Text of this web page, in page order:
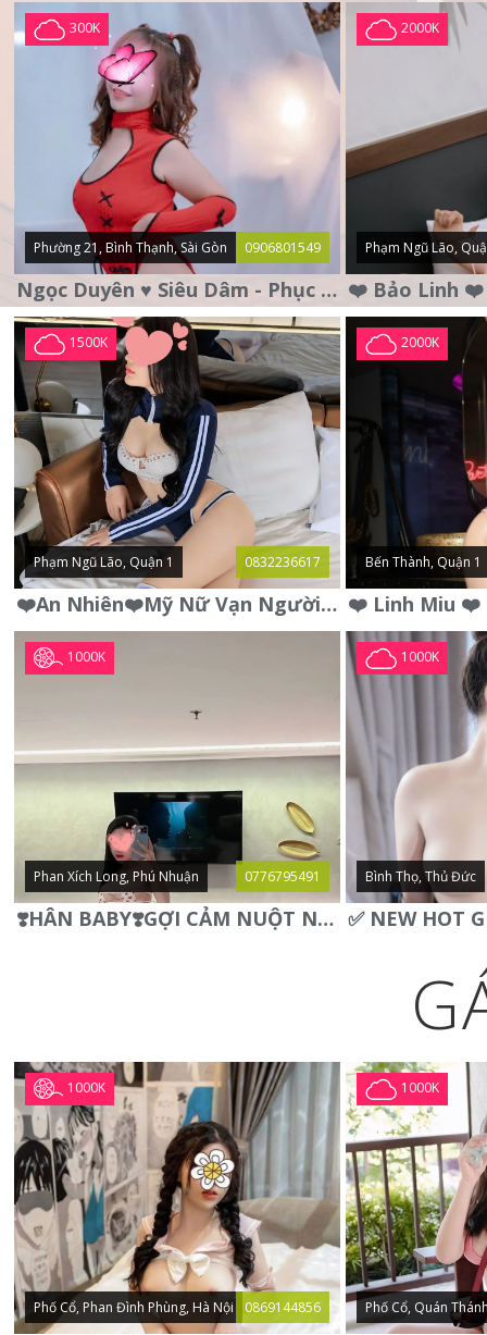
300K
Phường 21, Bình Thạnh, Sài Gòn 0906801549
Ngọc Duyên ♥️ Siêu Dâm - Phục Vụ Tận Tình - Chu Đáo
2000K
Phạm Ngũ Lão,
1500K
Phạm Ngũ Lão, Quận 1 0832236617
❤️An Nhiên❤️Mỹ Nữ Vạn Người Mê,Da Trắng, Mặt Xynh, Đẹp Từng
2000K
Bến Thành, Quận 1
1000K
Phan Xích Long, Phú Nhuận 0776795491
❣️HÂN BABY❣️GỢI CẢM NUỘT NÀ DÁNG SON XINH XINH QUYẾN RŨ
1000K
Bình Thọ, Thủ Đức
1000K
Phố Cổ, Phan Đình Phùng, Hà Nội 0869144856
1000K
Phố Cổ, Quán